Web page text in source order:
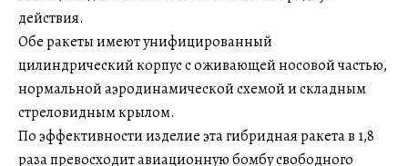
действия.
Обе ракеты имеют унифицированный
цилиндрический корпус с оживающей носовой частью,
нормальной аэродинамической схемой и складным
стреловидным крылом.
По эффективности изделие эта гибридная ракета в 1,8
раза превосходит авиационную бомбу свободного